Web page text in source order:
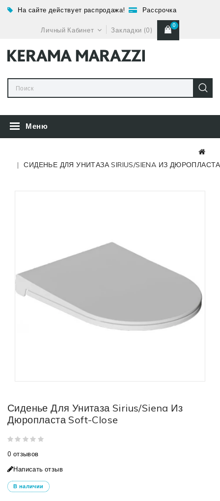
На сайте действует распродажа! Рассрочка
Личный Кабинет Закладки (0)
0
Меню
СИДЕНЬЕ ДЛЯ УНИТАЗА SIRIUS/SIENA ИЗ ДЮРОПЛАСТА
Сиденье Для Унитаза Sirius/Siena Из
Дюропласта Soft-Close
0 отзывов
Написать отзыв
В наличии